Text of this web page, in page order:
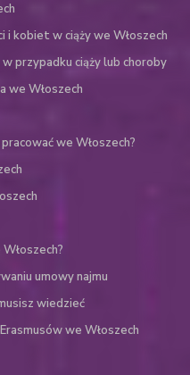
i kobiet w ciąży we Włoszech
przypadku ciąży lub choroby
we Włoszech
we Włoszech?
umowy najmu
wiedzieć
we Włoszech